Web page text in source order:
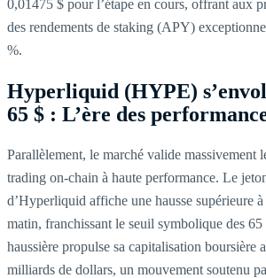
0,01475 $ pour l’étape en cours, offrant aux
des rendements de staking (APY)
%.
Hyperliquid (HYPE)
65 $ : L’ère des
Parallèlement, le marché valide massivement
trading on-chain à haute performance. Le
d’Hyperliquid affiche une hausse supérieure
matin, franchissant le seuil symbolique des 65
haussière propulse sa capitalisation boursière
milliards de dollars, un mouvement soutenu